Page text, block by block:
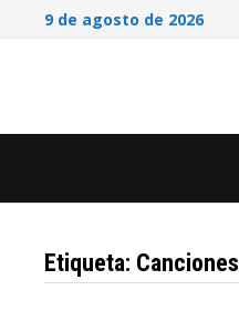
Saltar9 de agosto de 2026
Etiqueta: Canciones